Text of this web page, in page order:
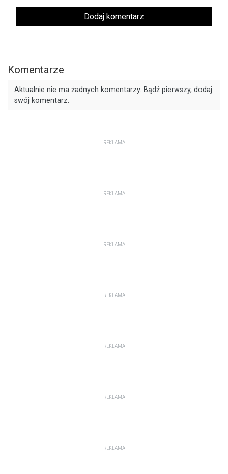
Dodaj komentarz
Komentarze
Aktualnie nie ma żadnych komentarzy. Bądź pierwszy, dodaj
swój komentarz.
REKLAMA
REKLAMA
REKLAMA
REKLAMA
REKLAMA
REKLAMA
REKLAMA